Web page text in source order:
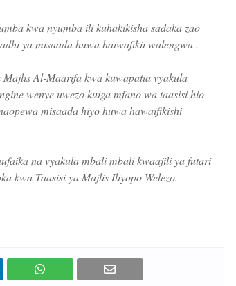
kwa nyumba ili kuhakikisha sadaka zao
ya misaada huwa haiwafikii walengwa .
Majlis Al-Maarifa kwa kuwapatia vyakula
wenye uwezo kuiga mfano wa taasisi hio
misaada hiyo huwa hawaifikishi
na vyakula mbali mbali kwaajili ya futari
kwa Taasisi ya Majlis Iliyopo Welezo.